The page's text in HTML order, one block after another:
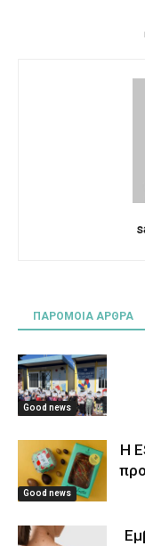
ΠΑΡΟΜΟΙΑ ΑΡΘΡΑ
Good news
Good news
Η